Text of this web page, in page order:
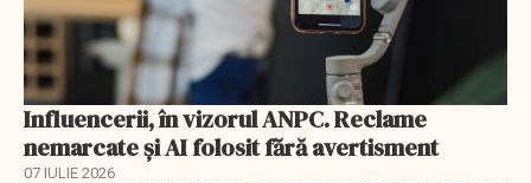
Influencerii, în vizorul ANPC. Reclame
nemarcate și AI folosit fără avertisment
07 IULIE 2026